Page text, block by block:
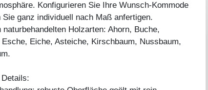
Konfigurieren Sie Ihre Wunsch-Kommode
Sie ganz individuell nach Maß anfertigen.
naturbehandelten Holzarten: Ahorn, Buche,
Esche, Eiche, Asteiche, Kirschbaum, Nussbaum,